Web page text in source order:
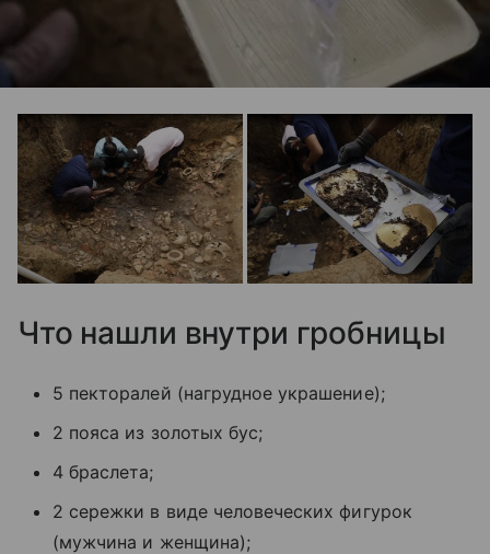
Что нашли внутри гробницы
5 пекторалей (нагрудное украшение);
2 пояса из золотых бус;
4 браслета;
2 сережки в виде человеческих фигурок
(мужчина и женщина);